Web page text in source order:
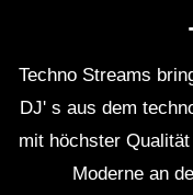
Techno Streams
DJ' s aus dem
mit höchster
Moderne an